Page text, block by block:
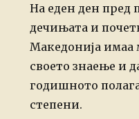
on
На еден ден пред
дечињата и
Македонија имаа
своето знаење и
годишното
степени.